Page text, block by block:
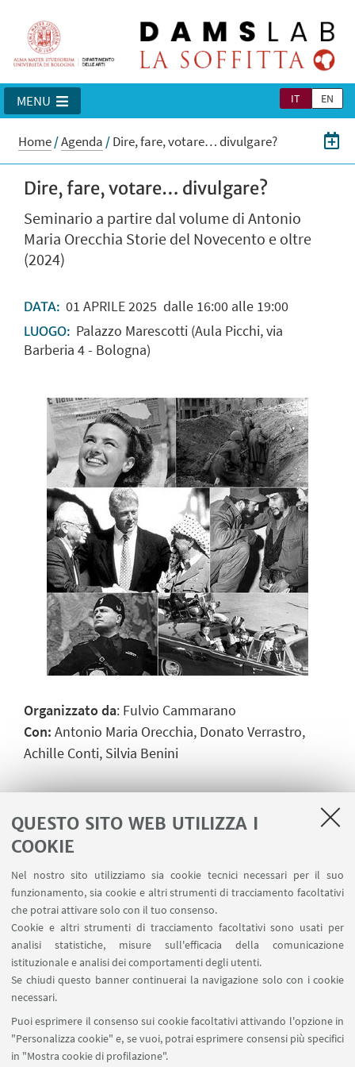
QUESTO SITO WEB UTILIZZA I
COOKIE
Nel nostro sito utilizziamo sia cookie tecnici necessari per il suo
funzionamento, sia cookie e altri strumenti di tracciamento facoltativi
che potrai attivare solo con il tuo consenso.
Cookie e altri strumenti di tracciamento facoltativi sono usati per
analisi statistiche, misure sull'efficacia della comunicazione
istituzionale e analisi dei comportamenti degli utenti.
Se chiudi questo banner continuerai la navigazione solo con i cookie
necessari.
Puoi esprimere il consenso sui cookie facoltativi attivando l'opzione in
"Personalizza cookie" e, se vuoi, potrai esprimere consensi più specifici
in "Mostra cookie di profilazione".
IT EN
MENU
Home/Agenda /Dire, fare, votare… divulgare?
Dire, fare, votare… divulgare?
Seminario a partire dal volume di Antonio
Maria Orecchia Storie del Novecento e oltre
(2024)
DATA: 01 APRILE2025 dalle 16:00 alle 19:00
LUOGO: Palazzo Marescotti (Aula Picchi, via
Barberia 4 - Bologna)
Organizzato da: Fulvio Cammarano
Con: Antonio Maria Orecchia, Donato Verrastro,
Achille Conti, Silvia Benini
Il seminario è parte del progetto PRIN 2022 Dire,
politica nell'età del suffragio (1819-1920): l'Italia
nello spazio euro-atlantico. (codice identificativo:
2022KS4TMT)
IN EVIDENZA
Locandina [ .jpg 811Kb ]